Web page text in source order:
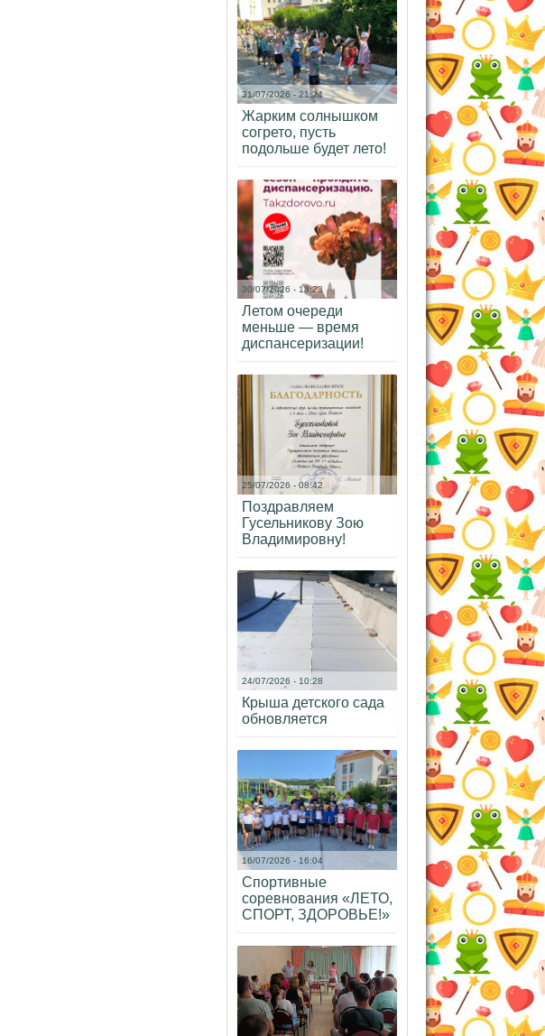
31/07/2026 - 21:24
Жарким солнышком
согрето, пусть
подольше будет лето!
30/07/2026 - 18:23
Летом очереди
меньше — время
диспансеризации!
25/07/2026 - 08:42
Поздравляем
Гусельникову Зою
Владимировну!
24/07/2026 - 10:28
Крыша детского сада
обновляется
16/07/2026 - 16:04
Спортивные
соревнования «ЛЕТО,
СПОРТ, ЗДОРОВЬЕ!»